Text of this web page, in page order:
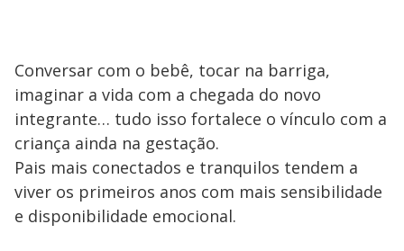
Conversar com o bebê, tocar na barriga,
imaginar a vida com a chegada do novo
integrante… tudo isso fortalece o vínculo com a
criança ainda na gestação.
Pais mais conectados e tranquilos tendem a
viver os primeiros anos com mais sensibilidade
e disponibilidade emocional.